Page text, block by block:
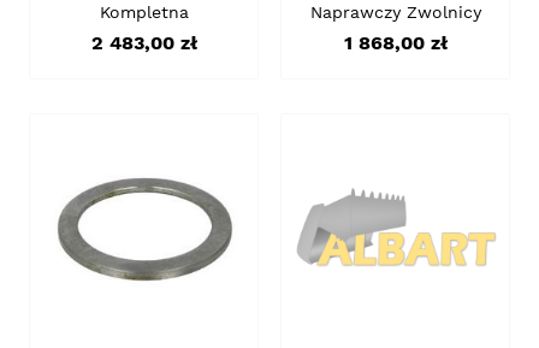
Kompletna
Cena
2 483,00 zł
Naprawczy Zwolnicy
Cena
1 868,00 zł